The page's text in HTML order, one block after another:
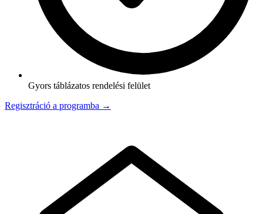
Gyors táblázatos rendelési felület
Regisztráció a programba →